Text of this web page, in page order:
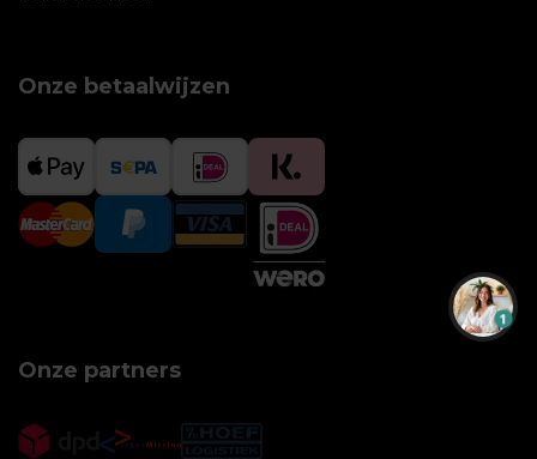
Onze betaalwijzen
Onze partners
1